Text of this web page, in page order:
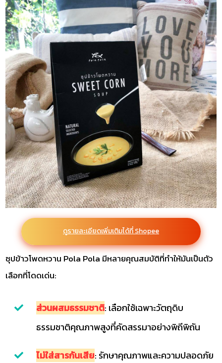
ดูรายละเอียดเพิ่มเติมได้ที่ Shopee
ซุปข้าวโพดหวาน Pola Pola มีหลายคุณสมบัติที่ทำให้มันเป็นตัว
เลือกที่โดดเด่น:
ส่วนผสมธรรมชาติ: เลือกใช้เฉพาะวัตถุดิบ
ธรรมชาติคุณภาพสูงที่คัดสรรมาอย่างพิถีพิถัน
ไม่ใส่สารกันเสีย: รักษาคุณภาพและความปลอดภัย